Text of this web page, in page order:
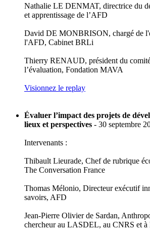
Nathalie LE DENMAT, directrice du
et apprentissage de l’AFD
David DE MONBRISON, chargé de
l'AFD, Cabinet BRLi
Thierry RENAUD, président du
l’évaluation, Fondation MAVA
Visionnez le replay
Évaluer l’impact des projets de
lieux et perspectives - 30 septembre
Intervenants :
Thibault Lieurade, Chef de rubrique
The Conversation France
Thomas Mélonio, Directeur exécutif
savoirs, AFD
Jean-Pierre Olivier de Sardan,
chercheur au LASDEL, au CNRS et à